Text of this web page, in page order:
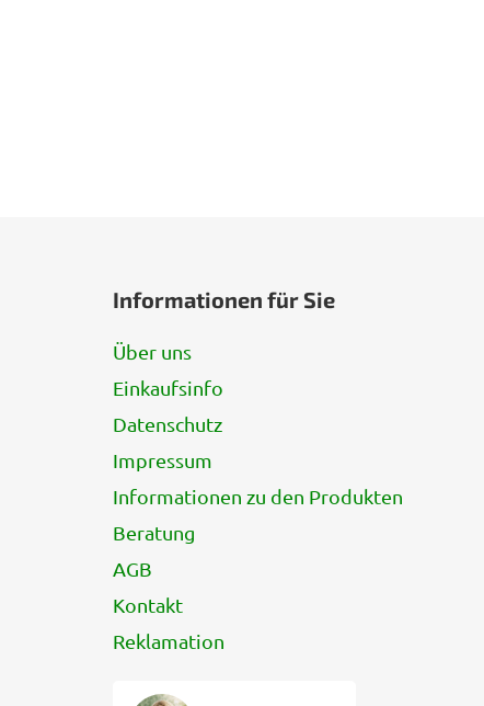
Informationen für Sie
Über uns
Einkaufsinfo
Datenschutz
Impressum
Informationen zu den Produkten
Beratung
AGB
Kontakt
Reklamation